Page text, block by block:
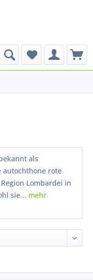
als
autochthone rote
Lombardei in
sie... mehr